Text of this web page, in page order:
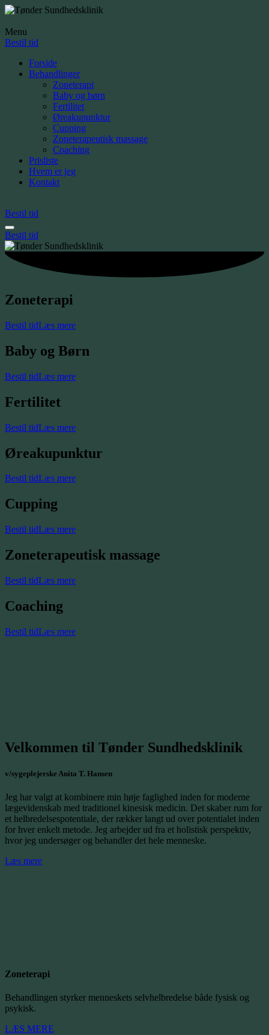
Menu
Bestil tid
Forside
Behandlinger
Zoneterapi
Baby og børn
Fertilitet
Øreakupunktur
Cupping
Zoneterapeutisk massage
Coaching
Prisliste
Hvem er jeg
Kontakt
Bestil tid
Bestil tid
Zoneterapi
Bestil tidLæs mere
Baby og Børn
Bestil tidLæs mere
Fertilitet
Bestil tidLæs mere
Øreakupunktur
Bestil tidLæs mere
Cupping
Bestil tidLæs mere
Zoneterapeutisk massage
Bestil tidLæs mere
Coaching
Bestil tidLæs mere
Velkommen til Tønder Sundhedsklinik
v/sygeplejerske Anita T. Hansen
Jeg har valgt at kombinere min høje faglighed inden for moderne
lægevidenskab med traditionel kinesisk medicin. Det skaber rum for
et helbredelsespotentiale, der rækker langt ud over potentialet inden
for hver enkelt metode. Jeg arbejder ud fra et holistisk perspektiv,
hvor jeg undersøger og behandler det hele menneske.
Læs mere
Zoneterapi
Behandlingen styrker menneskets selvhelbredelse både fysisk og
psykisk.
LÆS MERE